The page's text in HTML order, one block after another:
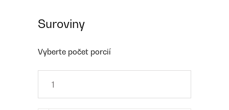
Suroviny
Vyberte počet porcií